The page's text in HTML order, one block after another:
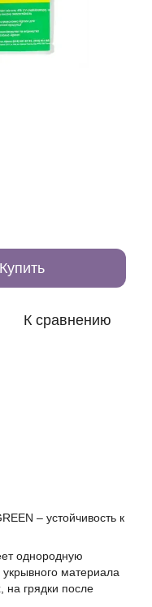
Купить
К сравнению
– устойчивость к
однородную
укрывного материала
на грядки после